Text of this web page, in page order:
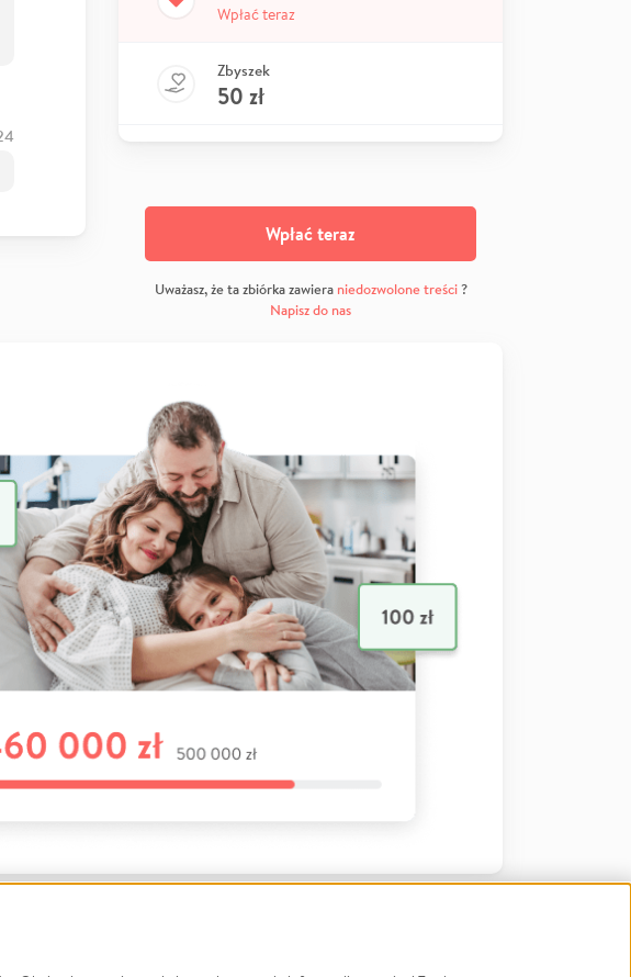
Wpłać teraz
Zbyszek
50 zł
Wpłać teraz
Uważasz, że ta zbiórka zawiera niedozwolone treści?
Napisz do nas